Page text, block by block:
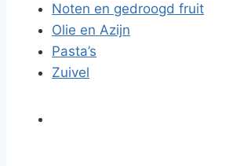
Noten en gedroogd fruit
Olie en Azijn
Pasta’s
Zuivel